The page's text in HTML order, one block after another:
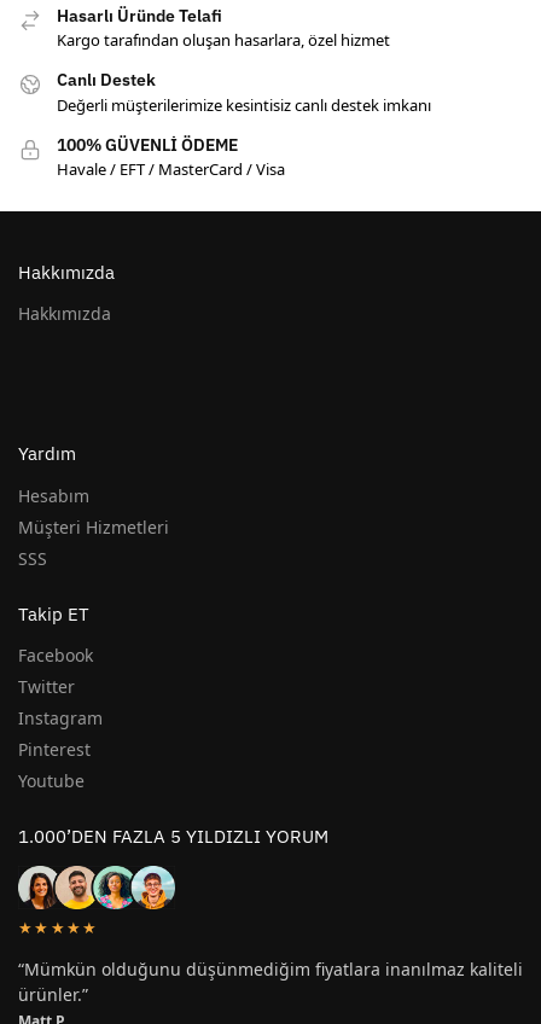
Hasarlı Üründe Telafi
Kargo tarafından oluşan hasarlara, özel hizmet
Canlı Destek
Değerli müşterilerimize kesintisiz canlı destek imkanı
100% GÜVENLİ ÖDEME
Havale / EFT / MasterCard / Visa
Hakkımızda
Hakkımızda
Yardım
Hesabım
Müşteri Hizmetleri
SSS
Takip ET
Facebook
Twitter
Instagram
Pinterest
Youtube
1.000’DEN FAZLA 5 YILDIZLI YORUM
★★★★★
“Mümkün olduğunu düşünmediğim fiyatlara inanılmaz kaliteli
ürünler.”